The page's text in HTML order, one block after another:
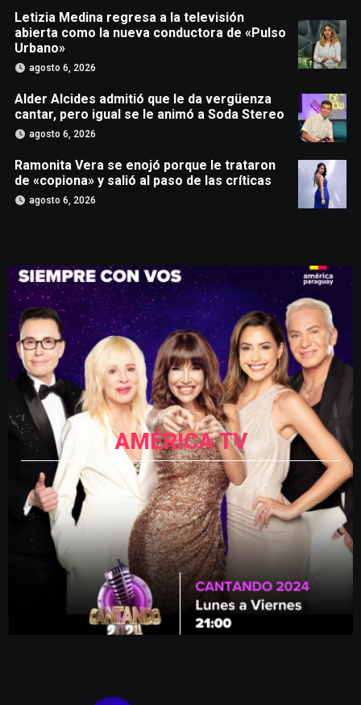
Letizia Medina regresa a la televisión
abierta como la nueva conductora de «Pulso
Urbano»
agosto 6, 2026
Alder Alcides admitió que le da vergüenza
cantar, pero igual se le animó a Soda Stereo
agosto 6, 2026
Ramonita Vera se enojó porque le trataron
de «copiona» y salió al paso de las críticas
agosto 6, 2026
AMÉRICA TV